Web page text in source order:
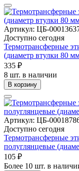
Артикул: ЦБ-
Доступно сегодня
Термотрансферные
(диаметр втулки 80
335 ₽
8 шт. в наличии
В корзину
Артикул: ЦБ-
Доступно сегодня
Термотрансферные
полуглянцевые
105 ₽
Более 10 шт. в